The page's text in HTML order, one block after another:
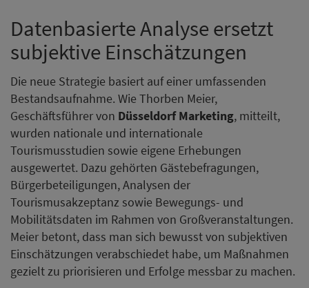
Datenbasierte Analyse ersetzt
subjektive Einschätzungen
Die neue Strategie basiert auf einer umfassenden
Bestandsaufnahme. Wie Thorben Meier,
Geschäftsführer von Düsseldorf Marketing, mitteilt,
wurden nationale und internationale
Tourismusstudien sowie eigene Erhebungen
ausgewertet. Dazu gehörten Gästebefragungen,
Bürgerbeteiligungen, Analysen der
Tourismusakzeptanz sowie Bewegungs- und
Mobilitätsdaten im Rahmen von Großveranstaltungen.
Meier betont, dass man sich bewusst von subjektiven
Einschätzungen verabschiedet habe, um Maßnahmen
gezielt zu priorisieren und Erfolge messbar zu machen.